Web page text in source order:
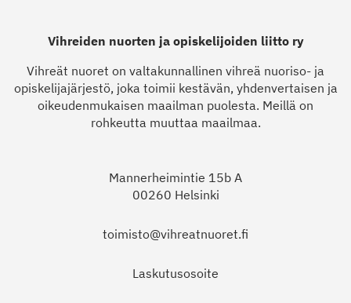
Vihreiden nuorten ja opiskelijoiden liitto ry
Vihreät nuoret on valtakunnallinen vihreä nuoriso- ja
opiskelijajärjestö, joka toimii kestävän, yhdenvertaisen ja
oikeudenmukaisen maailman puolesta. Meillä on
rohkeutta muuttaa maailmaa.
Mannerheimintie 15b A
00260 Helsinki
toimisto@vihreatnuoret.fi
Laskutusosoite